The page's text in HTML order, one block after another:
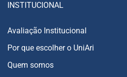
INSTITUCIONAL
Avaliação Institucional
Por que escolher o UniAri
Quem somos